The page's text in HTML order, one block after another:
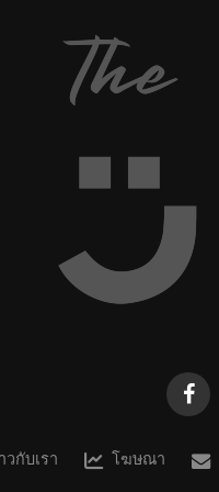
วกับเรา โฆษณา